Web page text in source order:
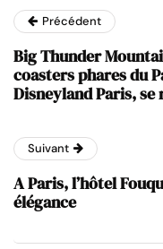
Précédent
Big Thunder
coasters phares du
Disneyland Paris,
Suivant
A Paris, l’hôtel
élégance